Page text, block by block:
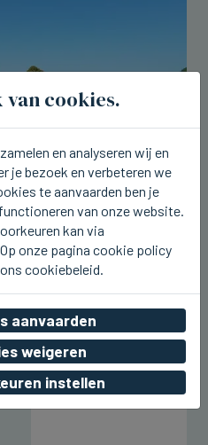
aan de molen in
van cookies.
en analyseren wij en
je bezoek en verbeteren we
te aanvaarden ben je
van onze website.
kan via
onze pagina cookie policy
cookiebeleid.
aanvaarden
weigeren
instellen